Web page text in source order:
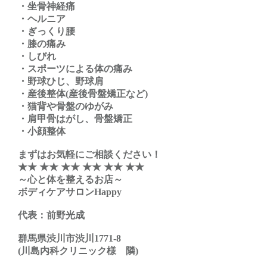
・坐骨神経痛
・ヘルニア
・ぎっくり腰
・膝の痛み
・しびれ
・スポーツによる体の痛み
・野球ひじ、野球肩
・産後整体(産後骨盤矯正など)
・猫背や骨盤のゆがみ
・肩甲骨はがし、骨盤矯正
・小顔整体
まずはお気軽にご相談ください！
★★ ★★ ★★ ★★ ★★ ★★
～心と体を整えるお店～
ボディケアサロンHappy
代表：前野光成
群馬県渋川市渋川1771-8
(川島内科クリニック様 隣)